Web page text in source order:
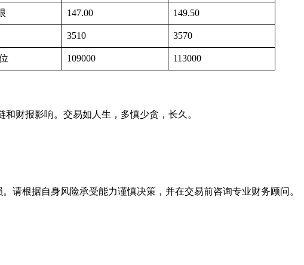
147.00 149.50
3510 3570
109000 113000
财报影响。交易如人生，多慎少贪，长久。
请根据自身风险承受能力谨慎决策，并在交易前咨询专业财务顾问。